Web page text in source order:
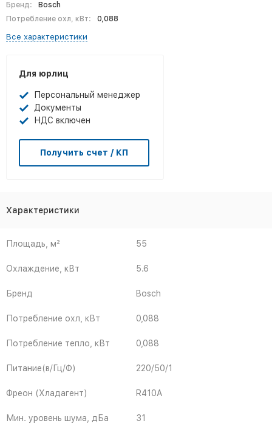
Бренд:
Bosch
Потребление охл, кВт:
0,088
Все характеристики
Для юрлиц
Персональный менеджер
Документы
НДС включен
Получить счет / КП
Характеристики
Площадь, м² 55
Охлаждение, кВт 5.6
Бренд Bosch
Потребление охл, кВт 0,088
Потребление тепло, кВт 0,088
Питание(в/Гц/Ф) 220/50/1
Фреон (Хладагент) R410A
Мин. уровень шума, дБа 31